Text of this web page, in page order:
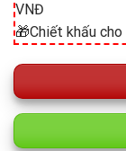
VNĐ
🎁Chiết khấu